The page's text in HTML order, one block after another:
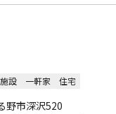
設 一軒家 住宅
野市深沢520